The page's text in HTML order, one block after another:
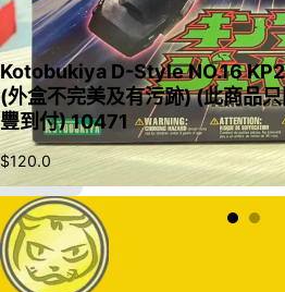
入購物車
Kotobukiya D-Style NO.16
(外盒不完美及有污跡) (此商品
豐到付) 10471
$120.0